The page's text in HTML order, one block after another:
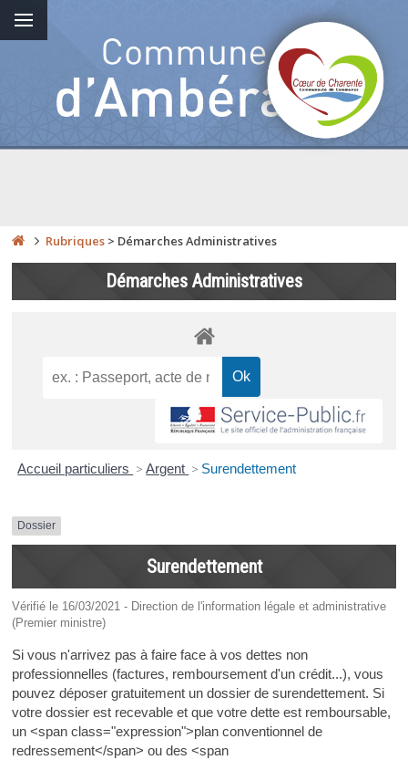
Rubriques > Démarches Administratives
Démarches Administratives
Accueil particuliers > Argent > Surendettement
Dossier
Surendettement
Vérifié le 16/03/2021 - Direction de l'information légale et administrative
(Premier ministre)
Si vous n'arrivez pas à faire face à vos dettes non
professionnelles (factures, remboursement d'un crédit...), vous
pouvez déposer gratuitement un dossier de surendettement. Si
votre dossier est recevable et que votre dette est remboursable,
un <span class="expression">plan conventionnel de
redressement</span> ou des <span